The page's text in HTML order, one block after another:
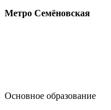
Метро Семёновская
Основное образование